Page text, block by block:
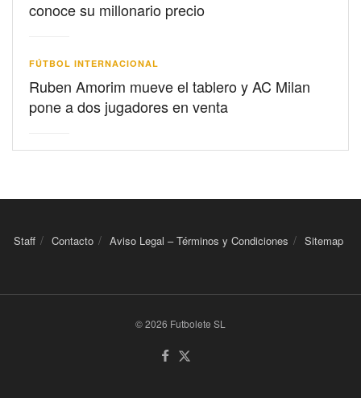
conoce su millonario precio
FÚTBOL INTERNACIONAL
Ruben Amorim mueve el tablero y AC Milan
pone a dos jugadores en venta
Staff Contacto Aviso Legal – Términos y Condiciones Sitemap
© 2026 Futbolete SL